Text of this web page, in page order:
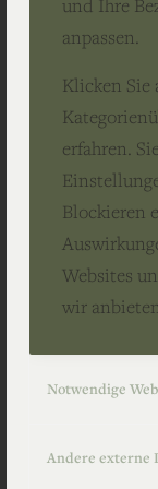
anpassen.
Klicken Sie
erfahren.
Blockieren
Websites
wir
Notwendige
Andere externe
schließlich
ich weiß, bin
aber auch
dem Satz,
hätte. Wenn
werde ich das
Terminen